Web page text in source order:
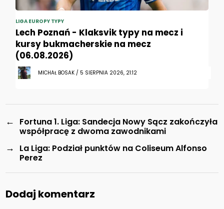
LIGA EUROPY TYPY
Lech Poznań - Klaksvik typy na mecz i
kursy bukmacherskie na mecz
(06.08.2026)
MICHAŁ BOSAK / 5 SIERPNIA 2026, 21:12
←
Fortuna 1. Liga: Sandecja Nowy Sącz zakończyła
współpracę z dwoma zawodnikami
→
La Liga: Podział punktów na Coliseum Alfonso
Perez
Dodaj komentarz